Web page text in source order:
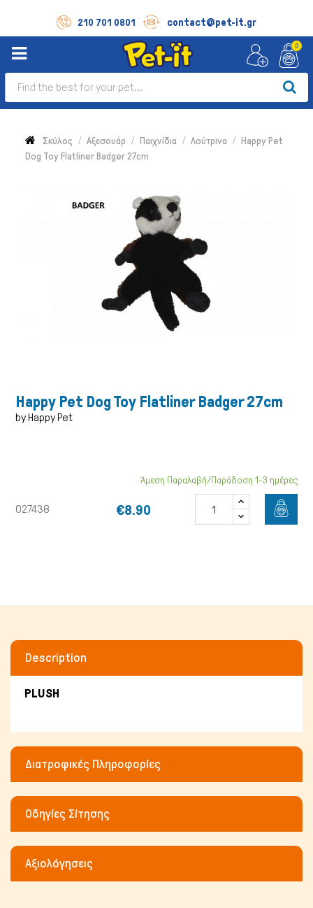
210 701 0801 contact@pet-it.gr
Σκύλος
Πτηνά
0
Σκύλος Αξεσουάρ Παιχνίδια Λούτρινα
Happy Pet
Dog Toy Flatliner Badger 27cm
Happy Pet Dog Toy Flatliner Badger 27cm
by Happy Pet
027438
Άμεση Παραλαβή/Παράδοση 1-3 ημέρες
€8.90
Description
PLUSH
Διατροφικές Πληροφορίες
Οδηγίες Σίτησης
Αξιολόγησεις